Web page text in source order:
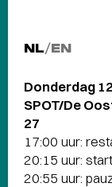
NL/EN
Donderdag
SPOT/De
27
17:00 uur:
20:15 uur:
20:55 uur: